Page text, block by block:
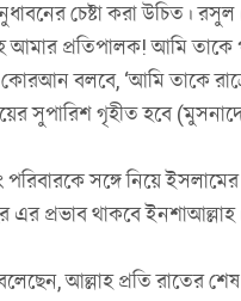
চেষ্টা করা উচিত।
প্রতিপালক! আমি তাকে
বলবে, ‘আমি তাকে
সুপারিশ গৃহীত হবে
পরিবারকে সঙ্গে নিয়ে
এর প্রভাব থাকবে
আল্লাহ প্রতি রাতের শেষ